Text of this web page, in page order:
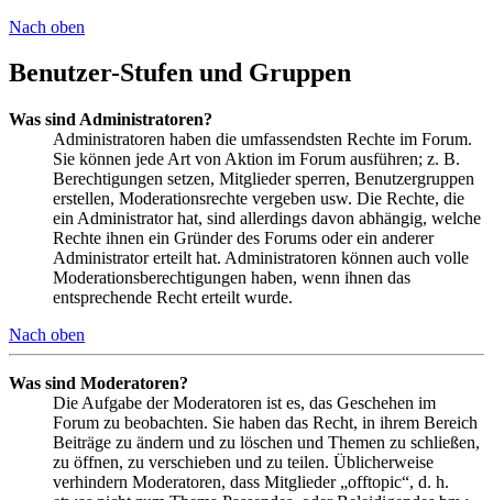
Nach oben
Benutzer-Stufen und Gruppen
Was sind Administratoren?
Administratoren haben die umfassendsten Rechte im Forum.
Sie können jede Art von Aktion im Forum ausführen; z. B.
Berechtigungen setzen, Mitglieder sperren, Benutzergruppen
erstellen, Moderationsrechte vergeben usw. Die Rechte, die
ein Administrator hat, sind allerdings davon abhängig, welche
Rechte ihnen ein Gründer des Forums oder ein anderer
Administrator erteilt hat. Administratoren können auch volle
Moderationsberechtigungen haben, wenn ihnen das
entsprechende Recht erteilt wurde.
Nach oben
Was sind Moderatoren?
Die Aufgabe der Moderatoren ist es, das Geschehen im
Forum zu beobachten. Sie haben das Recht, in ihrem Bereich
Beiträge zu ändern und zu löschen und Themen zu schließen,
zu öffnen, zu verschieben und zu teilen. Üblicherweise
verhindern Moderatoren, dass Mitglieder „offtopic“, d. h.